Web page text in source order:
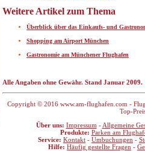
Weitere Artikel zum Thema
Überblick über das Einkaufs- und
Shopping am Airport München
Gastronomie am Münchener Flughafen
Alle Angaben ohne Gewähr. Stand Januar 2009.
Copyright © 2016 www.am-flughafen.com -
Top-
Über uns: Impressum - Allgemeine
Produkte: Parken am
Service: Kontakt - Umbuchungen -
Hilfe: Häufig gestellte Fragen -